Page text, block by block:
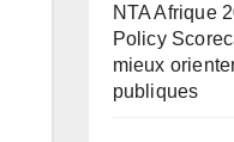
NTA Afrique
Policy
mieux
publiques